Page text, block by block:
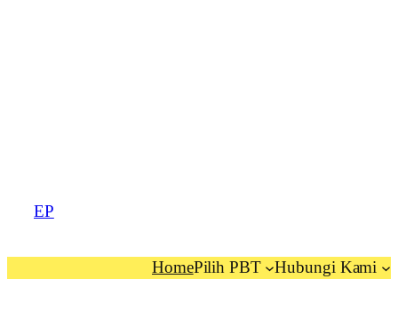
EP
HomePilih PBT Hubungi Kami